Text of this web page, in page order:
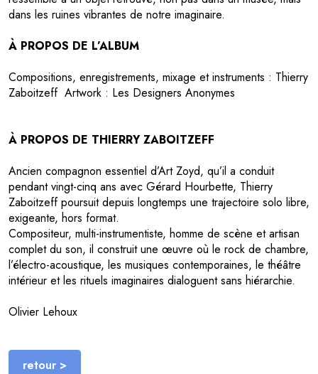
dans les ruines vibrantes de notre imaginaire.
À PROPOS DE L’ALBUM
Compositions, enregistrements, mixage et instruments : Thierry
Zaboitzeff Artwork : Les Designers Anonymes
À PROPOS DE THIERRY ZABOITZEFF
Ancien compagnon essentiel d’Art Zoyd, qu’il a conduit
pendant vingt-cinq ans avec Gérard Hourbette, Thierry
Zaboitzeff poursuit depuis longtemps une trajectoire solo libre,
exigeante, hors format.
Compositeur, multi-instrumentiste, homme de scène et artisan
complet du son, il construit une œuvre où le rock de chambre,
l’électro-acoustique, les musiques contemporaines, le théâtre
intérieur et les rituels imaginaires dialoguent sans hiérarchie.
Olivier Lehoux
retour >